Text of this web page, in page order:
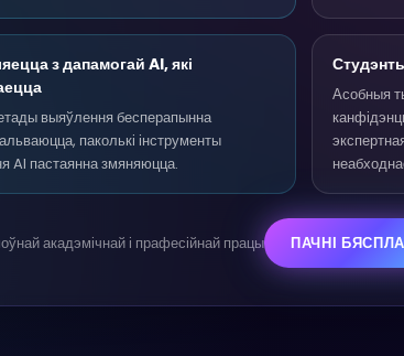
з дапамогай AI, які
выяўлення бесперапынна
паколькі інструменты
AI пастаянна змяняюцца.
Асобныя
акадэмічнай і прафесійнай працы ПАЧНІ